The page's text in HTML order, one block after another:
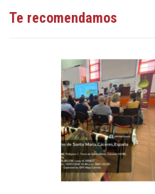
Te recomendamos